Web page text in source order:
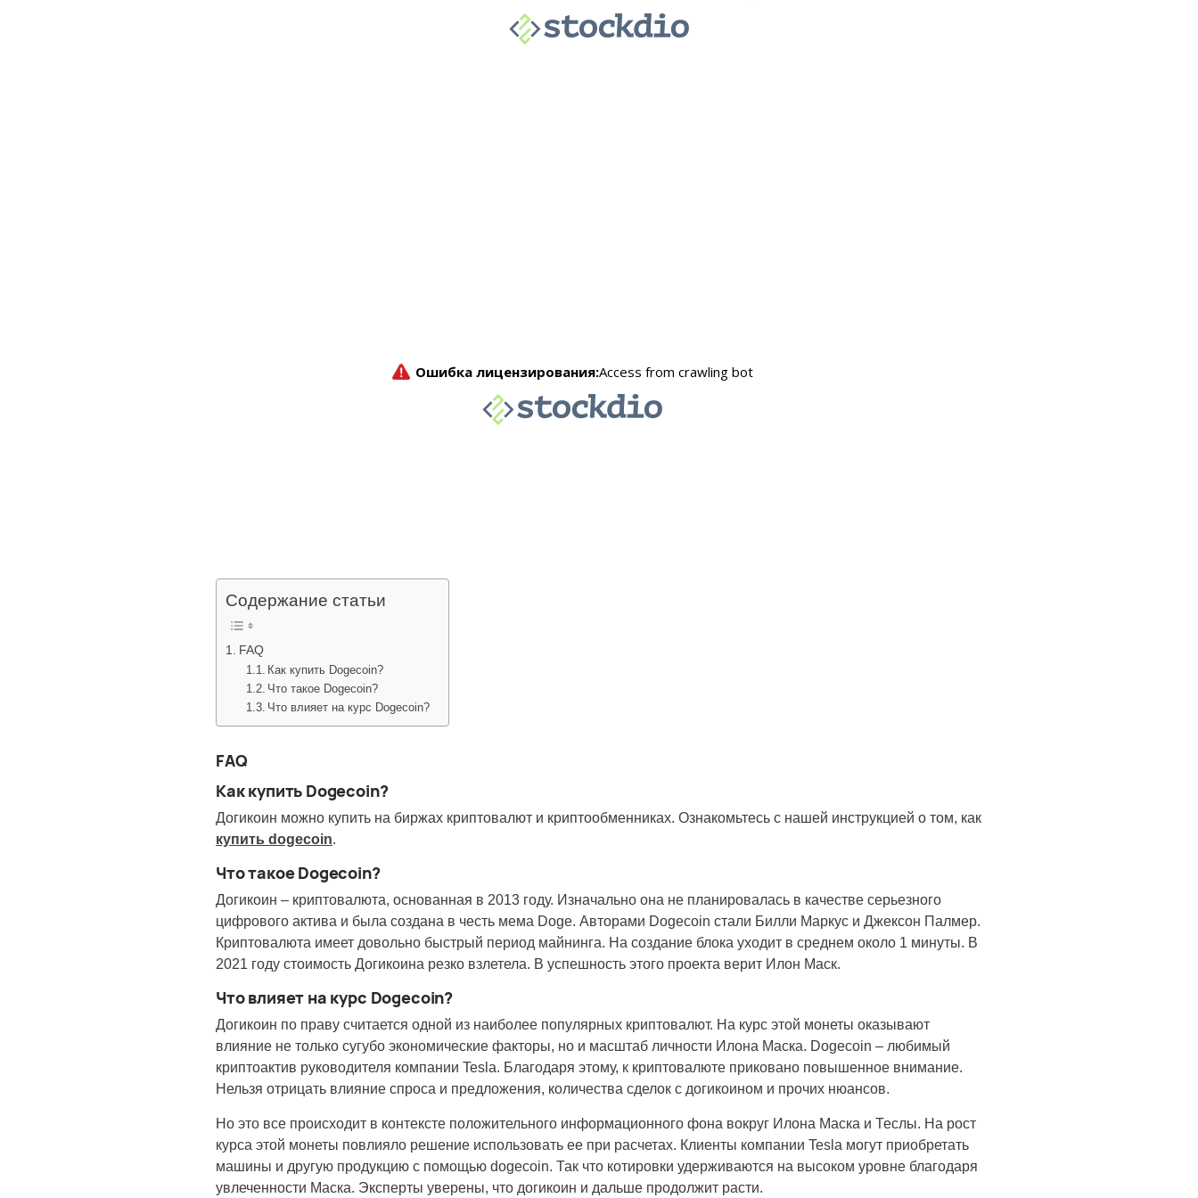
Содержание статьи
FAQ
Как купить Dogecoin?
Что такое Dogecoin?
Что влияет на курс Dogecoin?
FAQ
Как купить Dogecoin?
Догикоин можно купить на биржах криптовалют и криптообменниках. Ознакомьтесь с нашей инструкцией о том, как
купить dogecoin.
Что такое Dogecoin?
Догикоин – криптовалюта, основанная в 2013 году. Изначально она не планировалась в качестве серьезного
цифрового актива и была создана в честь мема Doge. Авторами Dogecoin стали Билли Маркус и Джексон Палмер.
Криптовалюта имеет довольно быстрый период майнинга. На создание блока уходит в среднем около 1 минуты. В
2021 году стоимость Догикоина резко взлетела. В успешность этого проекта верит Илон Маск.
Что влияет на курс Dogecoin?
Догикоин по праву считается одной из наиболее популярных криптовалют. На курс этой монеты оказывают
влияние не только сугубо экономические факторы, но и масштаб личности Илона Маска. Dogecoin – любимый
криптоактив руководителя компании Tesla. Благодаря этому, к криптовалюте приковано повышенное внимание.
Нельзя отрицать влияние спроса и предложения, количества сделок с догикоином и прочих нюансов.
Но это все происходит в контексте положительного информационного фона вокруг Илона Маска и Теслы. На рост
курса этой монеты повлияло решение использовать ее при расчетах. Клиенты компании Tesla могут приобретать
машины и другую продукцию с помощью dogecoin. Так что котировки удерживаются на высоком уровне благодаря
увлеченности Маска. Эксперты уверены, что догикоин и дальше продолжит расти.